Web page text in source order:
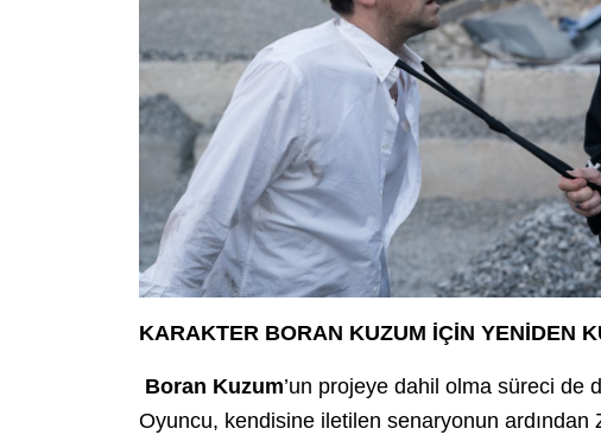
KARAKTER BORAN KUZUM İÇİN YENİDEN
Boran Kuzum’un projeye dahil olma süreci de
Oyuncu, kendisine iletilen senaryonun